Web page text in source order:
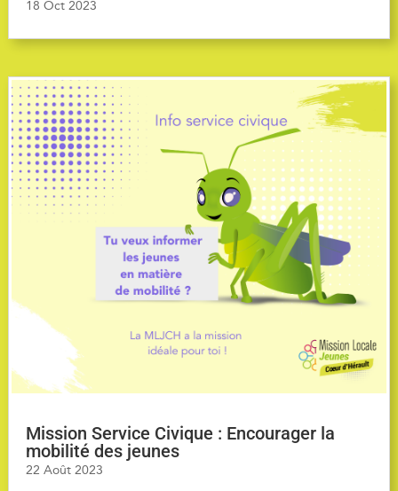
18 Oct 2023
Mission Service Civique : Encourager la
mobilité des jeunes
22 Août 2023